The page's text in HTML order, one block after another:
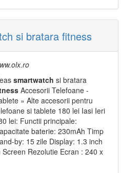
si bratara fitness
smartwatch si bratara
Accesorii Telefoane -
» Alte accesorii pentru
si tablete 180 lei Iasi Ieri
lei: Functii principale:
baterie: 230mAh Timp
by: 15 zile Display: 1.3 inch
Rezolutie Ecran : 240 x